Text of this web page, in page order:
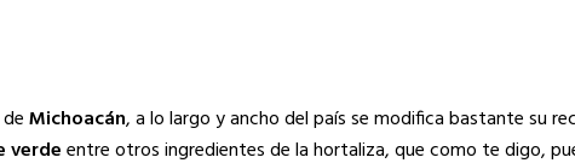
Michoacán, a lo largo y ancho del país se modifica bastante su
verdeentre otros ingredientes de la hortaliza, que como te digo,